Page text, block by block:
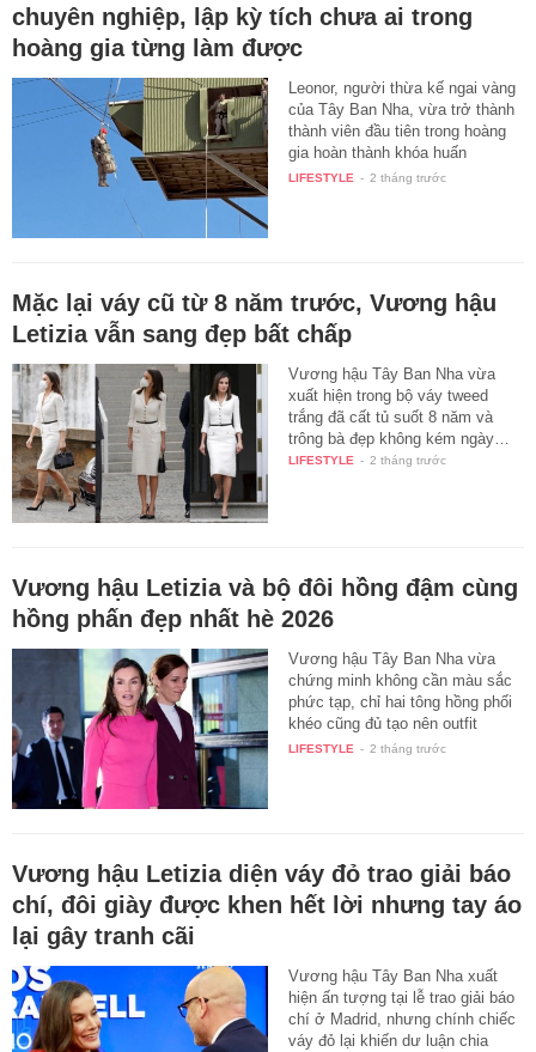
chuyên nghiệp, lập kỳ tích chưa ai trong
hoàng gia từng làm được
Leonor, người thừa kế ngai vàng
của Tây Ban Nha, vừa trở thành
thành viên đầu tiên trong hoàng
gia hoàn thành khóa huấn
luyện…
LIFESTYLE - 2 tháng trước
Mặc lại váy cũ từ 8 năm trước, Vương hậu
Letizia vẫn sang đẹp bất chấp
Vương hậu Tây Ban Nha vừa
xuất hiện trong bộ váy tweed
trắng đã cất tủ suốt 8 năm và
trông bà đẹp không kém ngày…
LIFESTYLE - 2 tháng trước
Vương hậu Letizia và bộ đôi hồng đậm cùng
hồng phấn đẹp nhất hè 2026
Vương hậu Tây Ban Nha vừa
chứng minh không cần màu sắc
phức tạp, chỉ hai tông hồng phối
khéo cũng đủ tạo nên outfit
hoàn…
LIFESTYLE - 2 tháng trước
Vương hậu Letizia diện váy đỏ trao giải báo
chí, đôi giày được khen hết lời nhưng tay áo
lại gây tranh cãi
Vương hậu Tây Ban Nha xuất
hiện ấn tượng tại lễ trao giải báo
chí ở Madrid, nhưng chính chiếc
váy đỏ lại khiến dư luận chia